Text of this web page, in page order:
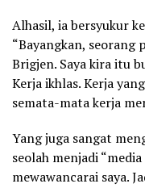
Alhasil, ia bersyukur
“Bayangkan, seorang
Brigjen. Saya kira itu
Kerja ikhlas. Kerja
semata-mata kerja
Yang juga sangat
seolah menjadi
mewawancarai saya.